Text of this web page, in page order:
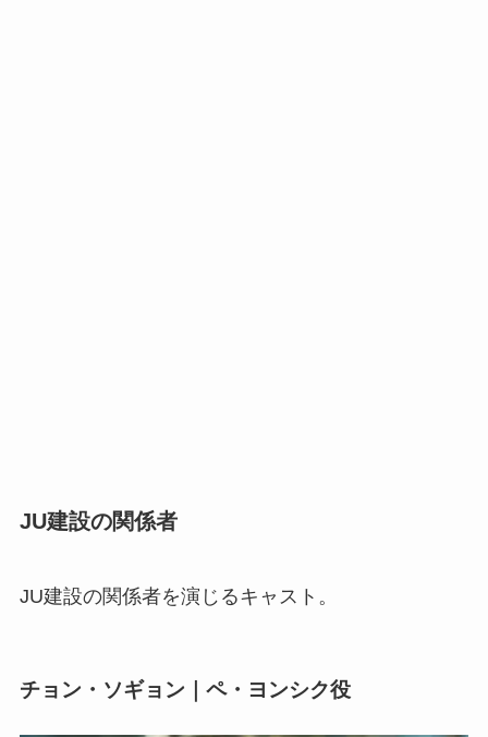
JU建設の関係者
JU建設の関係者を演じるキャスト。
チョン・ソギョン｜ペ・ヨンシク役